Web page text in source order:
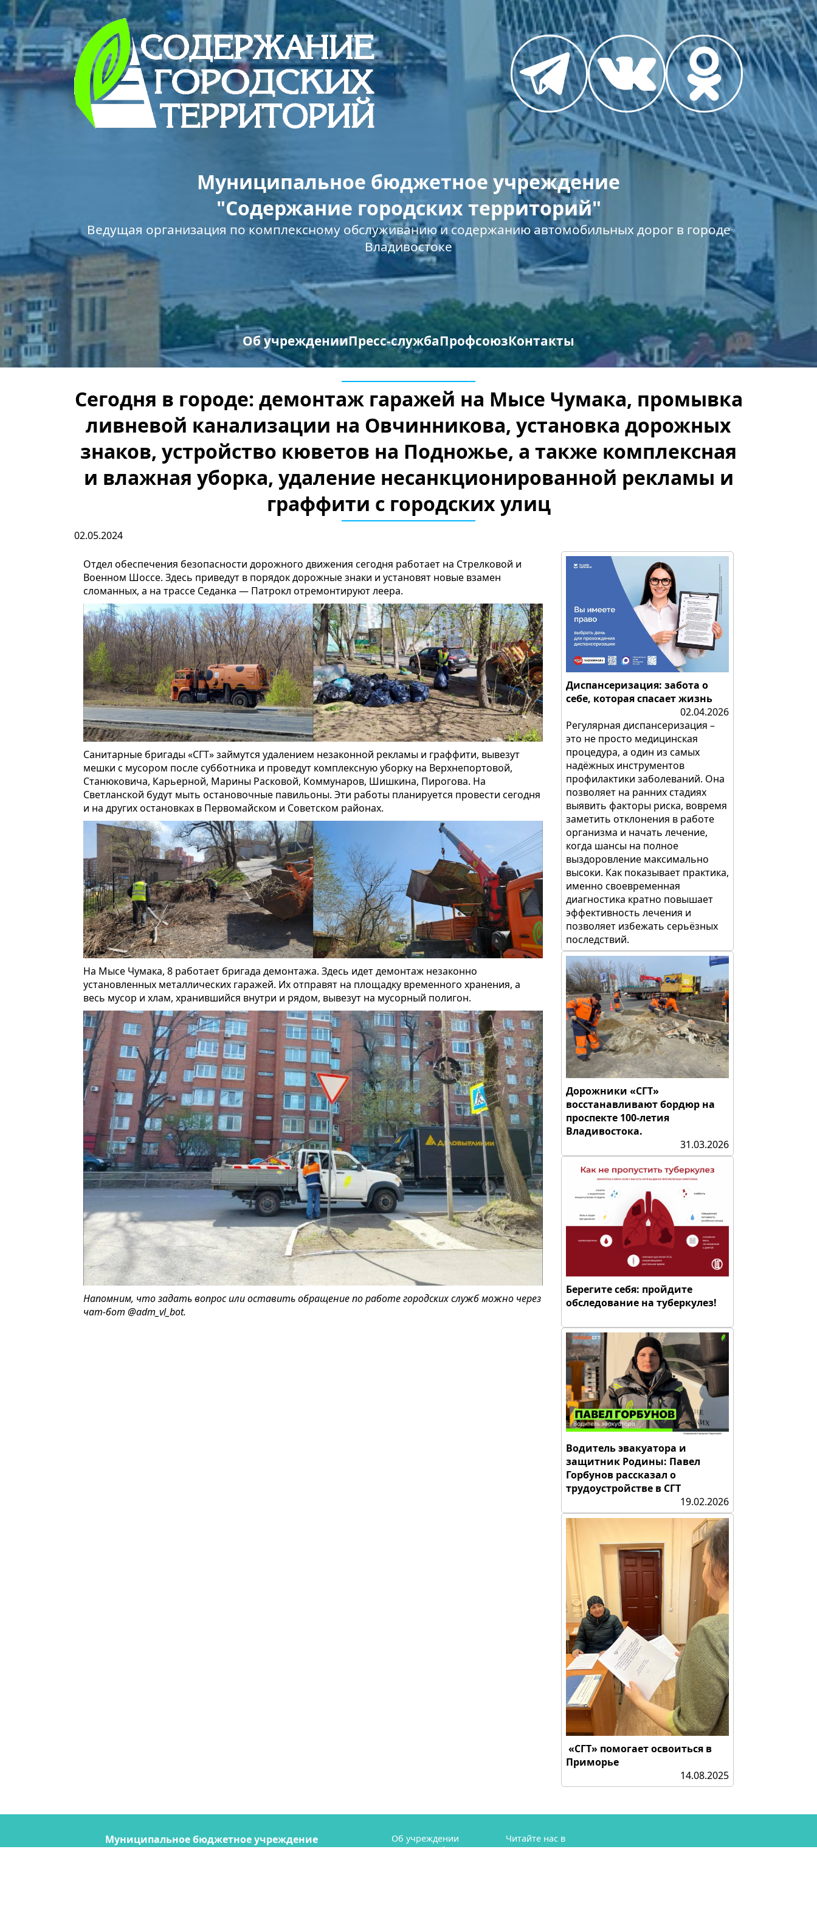
Муниципальное бюджетное учреждение
"Содержание городских территорий"
Ведущая организация по комплексному обслуживанию и содержанию автомобильных дорог в городе
Владивостоке
Об учрежденииПресс-службаПрофсоюзКонтакты
Сегодня в городе: демонтаж гаражей на Мысе Чумака, промывка
ливневой канализации на Овчинникова, установка дорожных
знаков, устройство кюветов на Подножье, а также комплексная
и влажная уборка, удаление несанкционированной рекламы и
граффити с городских улиц
02.05.2024
Отдел обеспечения безопасности дорожного движения сегодня работает на Стрелковой и
Военном Шоссе. Здесь приведут в порядок дорожные знаки и установят новые взамен
сломанных, а на трассе Седанка — Патрокл отремонтируют леера.
Санитарные бригады «СГТ» займутся удалением незаконной рекламы и граффити, вывезут
мешки с мусором после субботника и проведут комплексную уборку на Верхнепортовой,
Станюковича, Карьерной, Марины Расковой, Коммунаров, Шишкина, Пирогова. На
Светланской будут мыть остановочные павильоны. Эти работы планируется провести сегодня
и на других остановках в Первомайском и Советском районах.
На Мысе Чумака, 8 работает бригада демонтажа. Здесь идет демонтаж незаконно
установленных металлических гаражей. Их отправят на площадку временного хранения, а
весь мусор и хлам, хранившийся внутри и рядом, вывезут на мусорный полигон.
Напомним, что задать вопрос или оставить обращение по работе городских служб можно через
чат-бот @adm_vl_bot.
Диспансеризация: забота о
себе, которая спасает жизнь
02.04.2026
Регулярная диспансеризация –
это не просто медицинская
процедура, а один из самых
надёжных инструментов
профилактики заболеваний. Она
позволяет на ранних стадиях
выявить факторы риска, вовремя
заметить отклонения в работе
организма и начать лечение,
когда шансы на полное
выздоровление максимально
высоки. Как показывает практика,
именно своевременная
диагностика кратно повышает
эффективность лечения и
позволяет избежать серьёзных
последствий.
Дорожники «СГТ»
восстанавливают бордюр на
проспекте 100-летия
Владивостока.
31.03.2026
Берегите себя: пройдите
обследование на туберкулез!
Водитель эвакуатора и
защитник Родины: Павел
Горбунов рассказал о
трудоустройстве в СГТ
19.02.2026
«СГТ» помогает освоиться в
Приморье
14.08.2025
Муниципальное бюджетное учреждение
Об учреждении
Пресс-служба
Читайте нас в
телеграме